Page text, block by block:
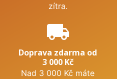
zítra.
local_shipping
Doprava zdarma od
3 000 Kč
Nad 3 000 Kč máte